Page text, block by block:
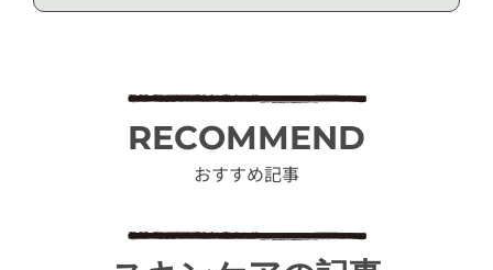
RECOMMEND
おすすめ記事